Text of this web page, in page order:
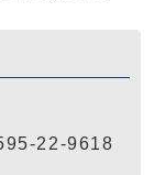
22-9618